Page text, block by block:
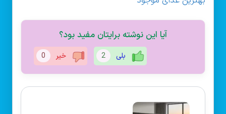
آیا این نوشته برایتان مفید بود؟
بلی 2 خیر 0